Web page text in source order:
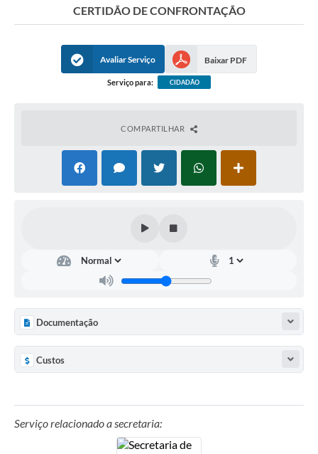
CERTIDÃO DE CONFRONTAÇÃO
Avaliar Serviço Baixar PDF
Serviço para: CIDADÃO
COMPARTILHAR
Documentação
Custos
Serviço relacionado a secretaria: